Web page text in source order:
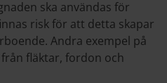
ska användas för
risk för att detta skapar
Andra exempel på
fläktar, fordon och